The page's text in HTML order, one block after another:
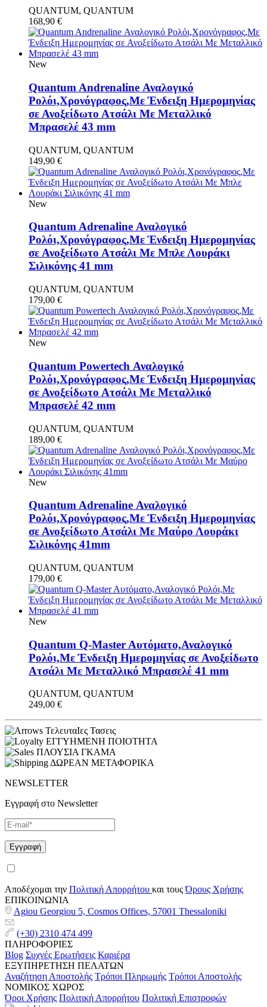
QUANTUM, QUANTUM
168,90 €
New
Quantum Andrenaline Αναλογικό
Ρολόι,Χρονόγραφος,Με Ένδειξη Ημερομηνίας
σε Ανοξείδωτο Ατσάλι Με Μεταλλικό
Μπρασελέ 43 mm
QUANTUM, QUANTUM
149,90 €
New
Quantum Adrenaline Αναλογικό
Ρολόι,Χρονόγραφος,Με Ένδειξη Ημερομηνίας
σε Ανοξείδωτο Ατσάλι Με Μπλε Λουράκι
Σιλικόνης 41 mm
QUANTUM, QUANTUM
179,00 €
New
Quantum Powertech Αναλογικό
Ρολόι,Χρονόγραφος,Με Ένδειξη Ημερομηνίας
σε Ανοξείδωτο Ατσάλι Με Μεταλλικό
Μπρασελέ 42 mm
QUANTUM, QUANTUM
189,00 €
New
Quantum Adrenaline Αναλογικό
Ρολόι,Χρονόγραφος,Με Ένδειξη Ημερομηνίας
σε Ανοξείδωτο Ατσάλι Με Μαύρο Λουράκι
Σιλικόνης 41mm
QUANTUM, QUANTUM
179,00 €
New
Quantum Q-Master Aυτόματο,Αναλογικό
Ρολόι,Με Ένδειξη Ημερομηνίας σε Ανοξείδωτο
Ατσάλι Με Μεταλλικό Μπρασελέ 41 mm
QUANTUM, QUANTUM
249,00 €
ΤελευταΙες Τασεις
ΕΓΓΥΗΜΕΝΗ ΠΟΙΟΤΗΤΑ
ΠΛΟΥΣΙΑ ΓΚΑΜΑ
ΔΩΡΕΑΝ ΜΕΤΑΦΟΡΙΚΑ
NEWSLETTER
Εγγραφή στο Newsletter
Αποδέχομαι την Πολιτική Απορρήτου και τουςΌρους Χρήσης
ΕΠΙΚΟΙΝΩΝΙΑ
Agiou Georgiou 5, Cosmos Offices, 57001 Thessaloniki
(+30) 2310 474 499
ΠΛΗΡΟΦΟΡΙΕΣ
Blog Συχνές Ερωτήσεις Καριέρα
ΕΞΥΠΗΡΕΤΗΣΗ ΠΕΛΑΤΩΝ
Αναζήτηση Αποστολής Τρόποι Πληρωμής Τρόποι Αποστολής
ΝΟΜΙΚΟΣ ΧΩΡΟΣ
Όροι Χρήσης Πολιτική Απορρήτου Πολιτική Επιστροφών